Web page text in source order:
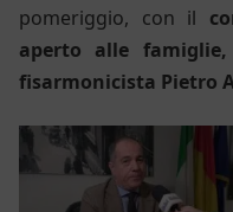
pomeriggio, con il c
aperto alle famiglie,
fisarmonicista Pietro